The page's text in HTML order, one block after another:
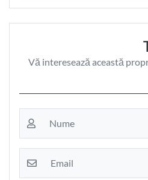
Vă interesează această